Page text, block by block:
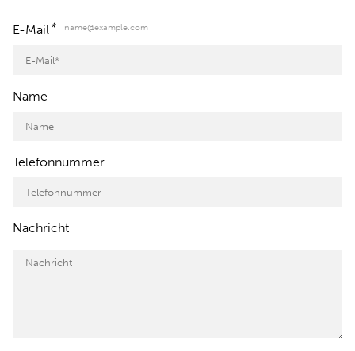
E-Mail* name@example.com
Name
Telefonnummer
Nachricht